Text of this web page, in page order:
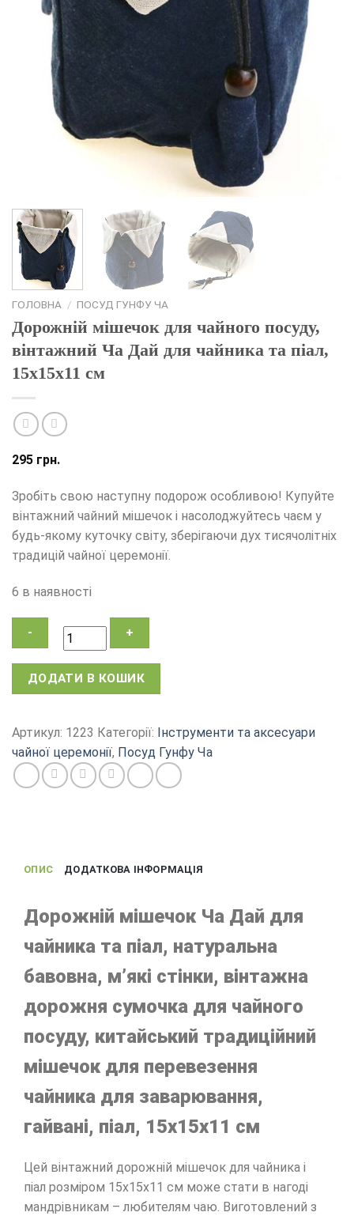
ГОЛОВНА / ПОСУД ГУНФУ ЧА
Дорожній мішечок для чайного посуду,
вінтажний Ча Дай для чайника та піал,
15х15х11 см
295 грн.
Зробіть свою наступну подорож особливою! Купуйте
вінтажний чайний мішечок і насолоджуйтесь чаєм у
будь-якому куточку світу, зберігаючи дух тисячолітніх
традицій чайної церемонії.
6 в наявності
Дорожній
чайного
посуду,
вінтажний
Ча
піал,
кількість
ДОДАТИ В КОШИК
Артикул: 1223 Категорії: Інструменти та аксесуари
чайної церемонії, Посуд Гунфу Ча
ОПИС ДОДАТКОВА ІНФОРМАЦІЯ
Дорожній мішечок Ча Дай для
чайника та піал, натуральна
бавовна, м’які стінки, вінтажна
дорожня сумочка для чайного
посуду, китайський традиційний
мішечок для перевезення
чайника для заварювання,
гайвані, піал, 15х15х11 см
Цей вінтажний дорожній мішечок для чайника і
піал розміром 15х15х11 см може стати в нагоді
мандрівникам – любителям чаю. Виготовлений з